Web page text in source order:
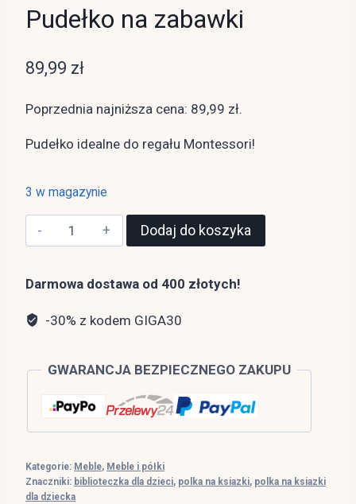
Pudełko na zabawki
89,99 zł
Poprzednia najniższa cena: 89,99 zł.
Pudełko idealne do regału Montessori!
3 w magazynie
ilość
Pudełko
zabawki
Dodaj do koszyka
Darmowa dostawa od 400 złotych!
-30% z kodem GIGA30
GWARANCJA BEZPIECZNEGO ZAKUPU
Kategorie: Meble, Meble i półki
Znaczniki: biblioteczka dla dzieci, polka na ksiazki, polka na ksiazki
dla dziecka